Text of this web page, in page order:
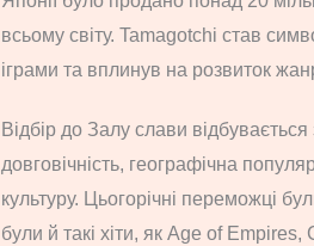
всьому світу. Tamagotchi став
іграми та вплинув на розвиток
Відбір до Залу слави відбувається
довговічність, географічна
культуру. Цьогорічні переможці
були й такі хіти, як Age of